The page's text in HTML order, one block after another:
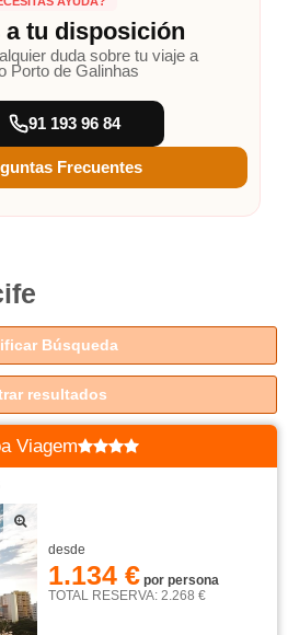
a tu disposición
duda sobre tu viaje a
Porto de Galinhas
91 193 96 84
Frecuentes
Búsqueda
resultados
Viagem
desde
1.134 € por persona
TOTAL RESERVA: 2.268 €